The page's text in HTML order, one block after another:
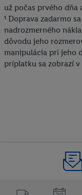
už počas prvého dňa
¹ Doprava zadarmo
nadrozmerného
dôvodu jeho
manipulácia pri jeho
príplatku sa zobrazí
hashovanej e-
identifikátorov/
dispozícii.
V časti "Prispôsobiť"
ďalšie informácie o
Imprint